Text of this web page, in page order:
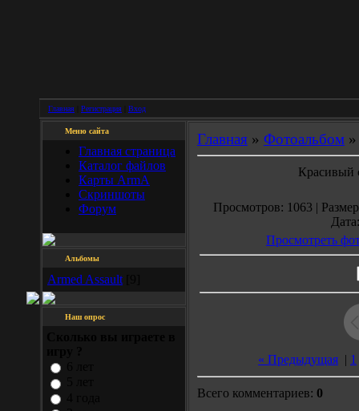
Главная Регистрация Вход
Меню сайта
Главная страница
Каталог файлов
Карты ArmA
Скриншоты
Форум
Альбомы
Armed Assault
Наш опрос
Главная » Фотоальбом
Красивый
Просмотров: 1063 |
Просмотреть
« Предыдущая | 1
Всего комментариев: 0